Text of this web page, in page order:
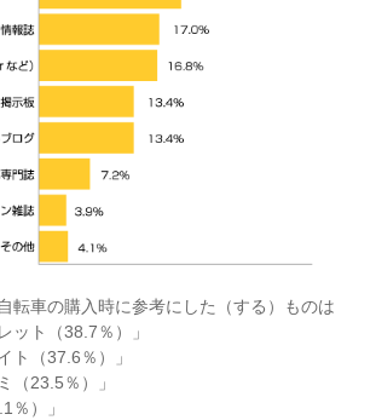
転車の購入時に参考にした（する）ものは
ット（38.7％）」
ト（37.6％）」
（23.5％）」
％）」